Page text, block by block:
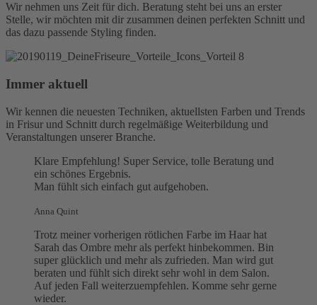
Wir nehmen uns Zeit für dich. Beratung steht bei uns an erster
Stelle, wir möchten mit dir zusammen deinen perfekten Schnitt und
das dazu passende Styling finden.
Immer aktuell
Wir kennen die neuesten Techniken, aktuellsten Farben und Trends
in Frisur und Schnitt durch regelmäßige Weiterbildung und
Veranstaltungen unserer Branche.
Klare Empfehlung! Super Service, tolle Beratung und
ein schönes Ergebnis.
Man fühlt sich einfach gut aufgehoben.
Anna Quint
Trotz meiner vorherigen rötlichen Farbe im Haar hat
Sarah das Ombre mehr als perfekt hinbekommen. Bin
super glücklich und mehr als zufrieden. Man wird gut
beraten und fühlt sich direkt sehr wohl in dem Salon.
Auf jeden Fall weiterzuempfehlen. Komme sehr gerne
wieder.